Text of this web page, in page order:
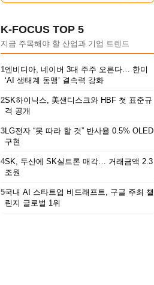
K-FOCUS TOP 5
지금 주목해야 할 산업과 기업 트렌드
1엔비디아, 네이버 3대 주주 오른다… 한미
‘AI 생태계 동맹’ 결속력 강화
2SK하이닉스, 美샌디스크와 HBF 첫 표준규
격 공개
3LG전자 “못 따라 할 것” 반사율 0.5% OLED
구현
4SK, 두산에 SK실트론 매각… 거래금액 2.3
조원
5국내 AI 스타트업 비드래프트, 구글 주최 챌
린지 글로벌 1위